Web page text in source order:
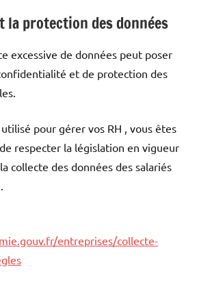
la protection des données
excessive de données peut poser
et de protection des
pour gérer vos RH , vous êtes
respecter la législation en vigueur
collecte des données des salariés
entreprises/collecte-